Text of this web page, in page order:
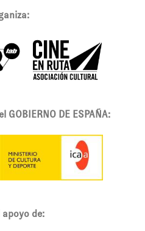
DE ESPAÑA:
apoyo de: